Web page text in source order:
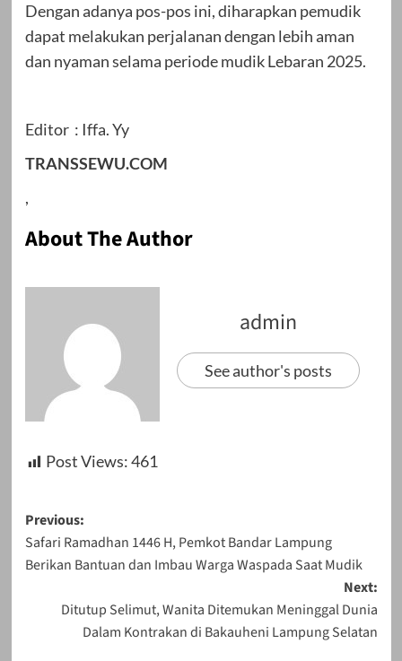
Dengan adanya pos-pos ini, diharapkan pemudik
dapat melakukan perjalanan dengan lebih aman
dan nyaman selama periode mudik Lebaran 2025.
Editor : Iffa. Yy
TRANSSEWU.COM
,
About The Author
admin
See author's posts
Post Views:461
Post
navigation
Previous:
Safari Ramadhan 1446 H, Pemkot Bandar Lampung
Berikan Bantuan dan Imbau Warga Waspada Saat Mudik
Next:
Ditutup Selimut, Wanita Ditemukan Meninggal Dunia
Dalam Kontrakan di Bakauheni Lampung Selatan